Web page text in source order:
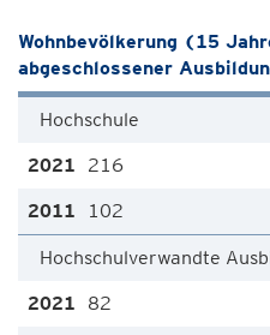
Wohnbevölkerung (15
abgeschlossener
Hochschule
216
102
Hochschulverwandte
82